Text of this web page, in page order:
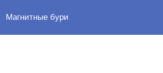
Магнитные бури